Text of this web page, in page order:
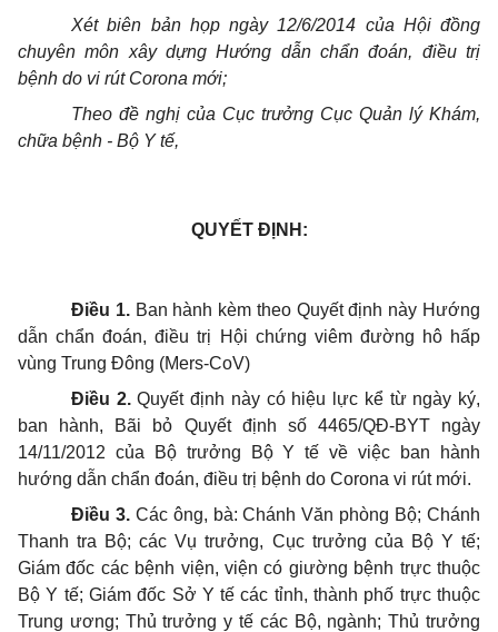
Xét biên bản họp ngày 12/6/2014 của Hội đồng
chuyên môn xây dựng Hướng dẫn chẩn đoán, điều trị
bệnh do vi rút Corona mới;
Theo đề nghị của Cục trưởng Cục Quản lý Khám,
chữa bệnh - Bộ Y tế,
QUYẾT ĐỊNH:
Điều 1.Ban hành kèm theo Quyết định này Hướng
dẫn chẩn đoán, điều trị Hội chứng viêm đường hô hấp
vùng Trung Đông (Mers-CoV)
Điều 2.Quyết định này có hiệu lực kể từ ngày ký,
ban hành, Bãi bỏ Quyết định số 4465/QĐ-BYT ngày
14/11/2012 của Bộ trưởng Bộ Y tế về việc ban hành
hướng dẫn chẩn đoán, điều trị bệnh do Corona vi rút mới.
Điều 3.Các ông, bà: Chánh Văn phòng Bộ; Chánh
Thanh tra Bộ; các Vụ trưởng, Cục trưởng của Bộ Y tế;
Giám đốc các bệnh viện, viện có giường bệnh trực thuộc
Bộ Y tế; Giám đốc Sở Y tế các tỉnh, thành phố trực thuộc
Trung ương; Thủ trưởng y tế các Bộ, ngành; Thủ trưởng